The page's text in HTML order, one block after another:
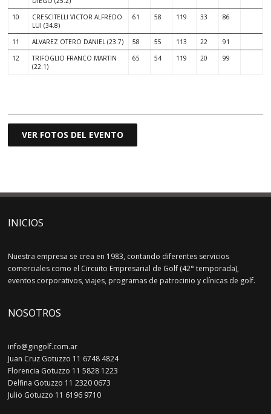
10
CRESCITELLI VICTOR ALFREDO
LUI (34.8)
61 58 119 33 86
11 ALVAREZ OTERO DANIEL (23.7) 58 55 113 22
91
12
TRIFOGLIO FRANCO MARTIN
(22.1)
65 54 119 20 99
VER FOTOS DEL EVENTO
INICIOS
Nuestra empresa se crea en 1983, contando diferentes servicios
comerciales como el Circuito Empresarial de Golf (42° temporada),
eventos corporativos, viajes, programas de patrocinio y clínicas de golf.
NOSOTROS
info@gingolf.com.ar
Juan Cruz Gotuzzo 11 6748 4824
Florencia Gotuzzo 11 5828 1223
Delfina Gotuzzo 11 2320 0673
Julio Gotuzzo 11 6196 9710